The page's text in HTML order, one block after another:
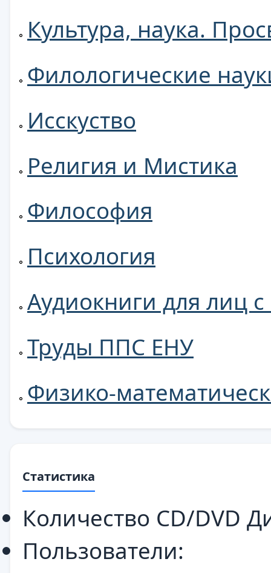
Культура, наука.
Филологические
Исскуство
Религия и Мистика
Философия
Психология
Аудиокниги для лиц
Труды ППС ЕНУ
Физико-
Статистика
Количество CD/DVD
Пользователи: